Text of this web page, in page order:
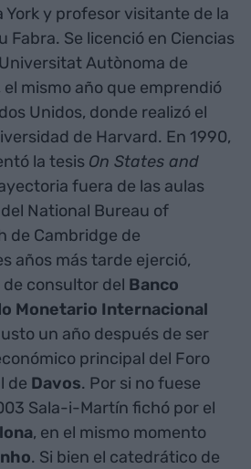
York y profesor visitante de la
Fabra. Se licenció en Ciencias
Autònoma de
mismo año que emprendió
Unidos, donde realizó el
de Harvard. En 1990,
la tesis On States and
fuera de las aulas
National Bureau of
de Cambridge de
años más tarde ejerció,
consultor del Banco
Monetario Internacional
un año después de ser
principal del Foro
de Davos. Por si no fuese
Sala-i-Martín fichó por el
, en el mismo momento
. Si bien el catedrático de